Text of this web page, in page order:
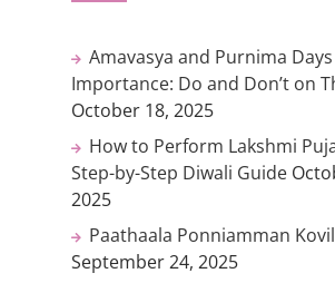
Amavasya and Purnima Days
Importance: Do and Don’t on
October 18, 2025
How to Perform Lakshmi
Step-by-Step Diwali Guide
2025
Paathaala Ponniamman Kovil
September 24, 2025